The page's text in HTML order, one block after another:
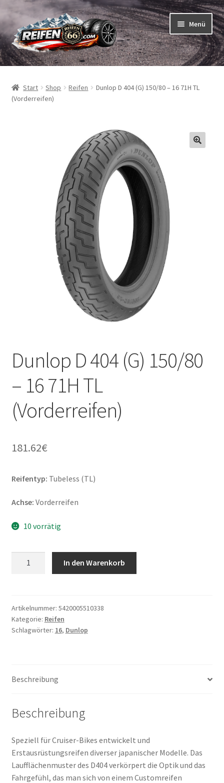
Zur
Navigation
springen
Zum
Inhalt
springen
Menü
Reifen
Schläuche
Start Shop Reifen
Dunlop D 404 (G) 150/80 – 16 71H TL
(Vorderreifen)
Dunlop D 404 (G) 150/80
– 16 71H TL
(Vorderreifen)
181.62€
Reifentyp: Tubeless (TL)
Achse: Vorderreifen
10 vorrätig
150/80
-
16
Menge
In den Warenkorb
Artikelnummer: 5420005510338
Kategorie: Reifen
Schlagwörter: 16, Dunlop
Beschreibung
Beschreibung
Speziell für Cruiser-Bikes entwickelt und
Erstausrüstungsreifen diverser japanischer Modelle. Das
Laufflächenmuster des D404 verkörpert die Optik und das
Fahrgefühl, das man sich von einem Customreifen